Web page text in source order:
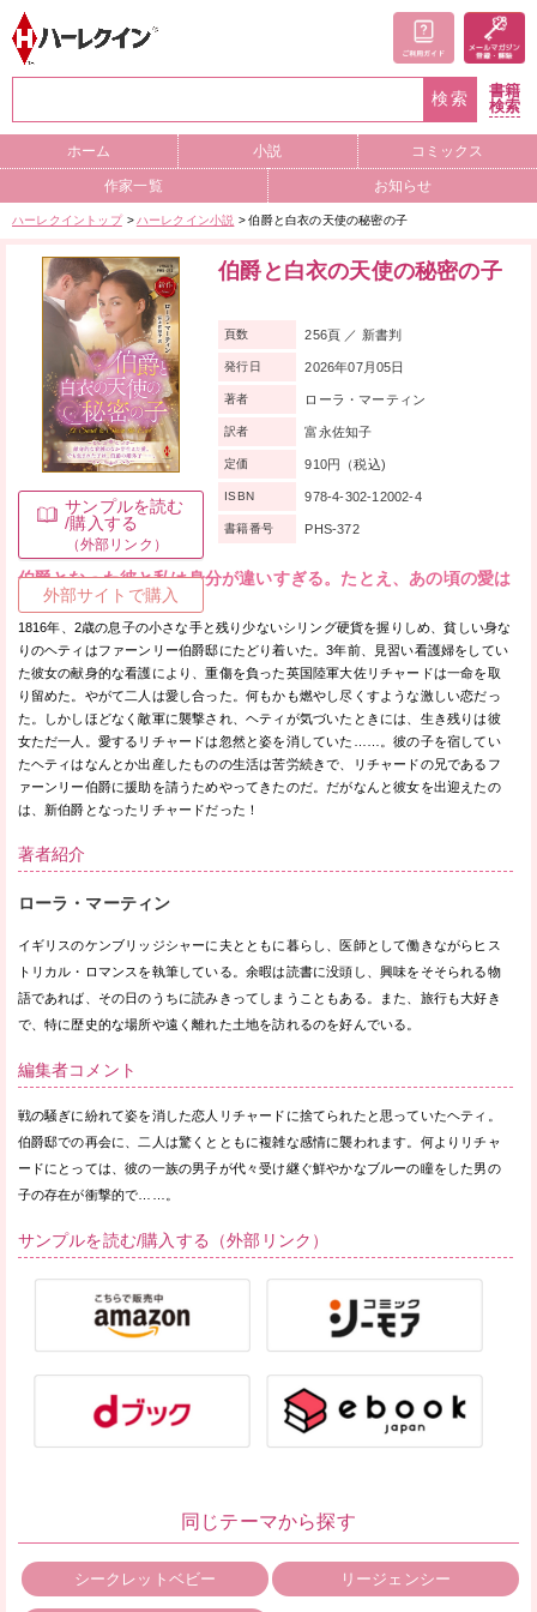
検索
書籍
検索
ホーム 小説 コミックス
作家一覧 お知らせ
ハーレクイントップ ハーレクイン小説 伯爵と白衣の天使の秘密の子
サンプルを読む
/購入する
（外部リンク）
外部サイトで購入
伯爵と白衣の天使の秘密の子
伯爵となった彼と私は身分が違いすぎる。たとえ、あの頃の愛は
そのままでも。
1816年、2歳の息子の小さな手と残り少ないシリング硬貨を握りしめ、貧しい身な
りのヘティはファーンリー伯爵邸にたどり着いた。3年前、見習い看護婦をしてい
た彼女の献身的な看護により、重傷を負った英国陸軍大佐リチャードは一命を取
り留めた。やがて二人は愛し合った。何もかも燃やし尽くすような激しい恋だっ
た。しかしほどなく敵軍に襲撃され、ヘティが気づいたときには、生き残りは彼
女ただ一人。愛するリチャードは忽然と姿を消していた……。彼の子を宿してい
たヘティはなんとか出産したものの生活は苦労続きで、リチャードの兄であるフ
ァーンリー伯爵に援助を請うためやってきたのだ。だがなんと彼女を出迎えたの
は、新伯爵となったリチャードだった！
頁数 256頁 ／ 新書判
発行日 2026年07月05日
著者 ローラ・マーティン
訳者 富永佐知子
定価 910円（税込)
ISBN 978-4-302-12002-4
書籍番号 PHS-372
著者紹介
ローラ・マーティン
イギリスのケンブリッジシャーに夫とともに暮らし、医師として働きながらヒス
トリカル・ロマンスを執筆している。余暇は読書に没頭し、興味をそそられる物
語であれば、その日のうちに読みきってしまうこともある。また、旅行も大好き
で、特に歴史的な場所や遠く離れた土地を訪れるのを好んでいる。
編集者コメント
戦の騒ぎに紛れて姿を消した恋人リチャードに捨てられたと思っていたヘティ。
伯爵邸での再会に、二人は驚くとともに複雑な感情に襲われます。何よりリチャ
ードにとっては、彼の一族の男子が代々受け継ぐ鮮やかなブルーの瞳をした男の
子の存在が衝撃的で……。
サンプルを読む/購入する（外部リンク）
同じテーマから探す
シークレットベビー リージェンシー